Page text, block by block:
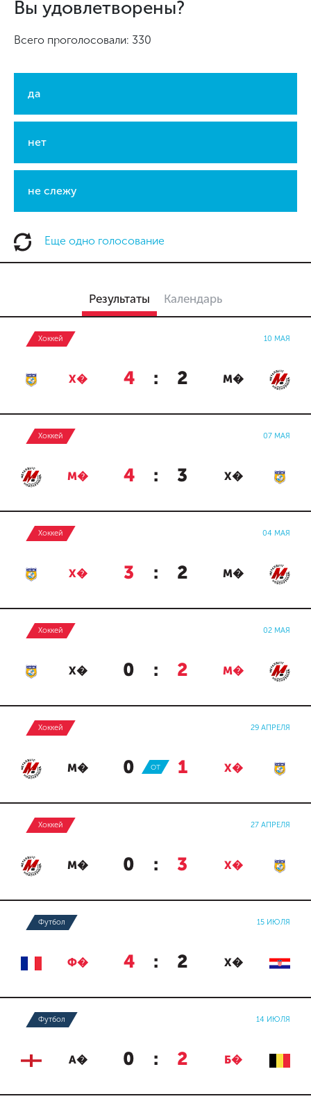
Вы удовлетворены?
Всего проголосовали: 330
да
нет
не слежу
Еще одно голосование
Результаты Календарь
Хоккей 10 МАЯ
Х� 4 : 2 М�
Хоккей 07 МАЯ
М� 4 : 3 Х�
Хоккей 04 МАЯ
Х� 3 : 2 М�
Хоккей 02 МАЯ
Х� 0 : 2 М�
Хоккей 29 АПРЕЛЯ
М� 0 : 1 Х�
ОТ
Хоккей 27 АПРЕЛЯ
М� 0 : 3 Х�
Футбол 15 ИЮЛЯ
Ф� 4 : 2 Х�
Футбол 14 ИЮЛЯ
А� 0 : 2 Б�